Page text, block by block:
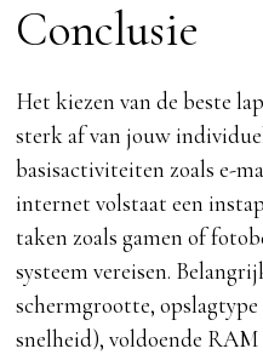
Conclusie
Het kiezen van de beste
sterk af van jouw
basisactiviteiten zoals e-
internet volstaat een
taken zoals gamen of
systeem vereisen.
schermgrootte,
snelheid), voldoende